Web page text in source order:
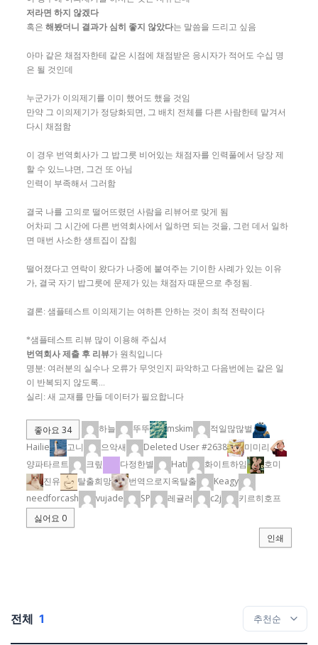
저라면 하지 않겠다
혹은 해봤더니 결과가 심히 좋지 않았다는 말씀을 드리고 싶음
아마 같은 채점자한테 같은 시점에 채점받은 응시자가 적어도 수십 명
은 될 것인데
누군가가 이의제기를 이미 했어도 했을 것임
만약 그 이의제기가 정당화되면, 그 배치 전체를 다른 사람한테 맡겨서
다시 채점함
이 경우 번역회사가 그 밥그릇 비어있는 채점자를 인력풀에서 당장 제
할 수 있느냐면, 그건 또 아님
인력이 부족해서 그러함
결국 나를 고의로 떨어뜨렸던 사람을 리뷰어로 맞게 됨
어차피 그 시간에 다른 번역회사에서 일하면 되는 것을, 그런 데서 일하
면 매번 사소한 생트집이 잡힘
떨어졌다고 연락이 왔다가 나중에 붙여주는 기이한 사례가 있는 이유
가, 결국 자기 밥그릇에 문제가 있는 채점자 때문으로 추정됨.
결론: 샘플테스트 이의제기는 여하튼 안하는 것이 최적 전략이다
*샘플테스트 리뷰 많이 이용해 주십셔
번역회사 제출 후 리뷰가 원칙입니다
명분: 여러분의 실수나 오류가 무엇인지 파악하고 다음번에는 같은 일
이 반복되지 않도록...
실리: 새 교재를 만들 데이터가 필요합니다
좋아요 34 하늘 뚜뚜 mskim
적일많많벌
Hailie
고니 으악새 Deleted User #2638
미미리
양파타르트
크맆 다정한별 Hati 화이트하임
호미
진유
탈출희망 번역으로지옥탈출
Keagy
needforcash
vujade SP 레귤러 c2j
키르히호프
싫어요 0
인쇄
전체 1